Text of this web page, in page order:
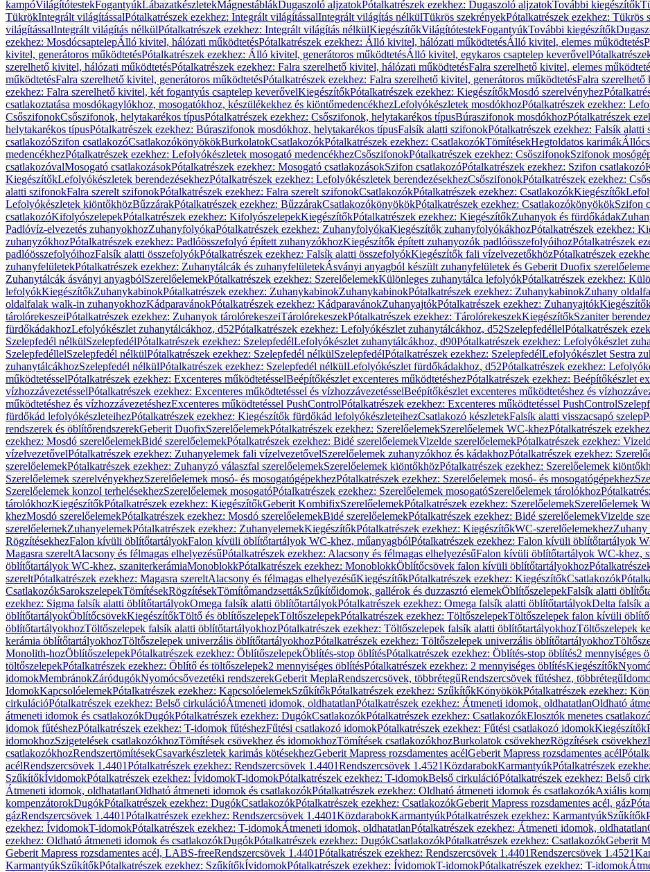
kampóVilágítótestekFogantyúkLábazatkészletekMágnestáblákDugaszoló aljzatokPótalkatrészek ezekhez: Dugaszoló aljzatokTovábbi kiegészítők
TükrökIntegrált világítássalPótalkatrészek ezekhez: Integrált világítássalIntegrált világítás nélkülTükrös szekrényekPótalkatrészek ezekhez: Tükrös
világítássalIntegrált világítás nélkülPótalkatrészek ezekhez: Integrált világítás nélkülKiegészítőkVilágítótestekFogantyúkTovábbi kiegészítők
ezekhez: MosdócsaptelepÁlló kivitel, hálózati működtetésPótalkatrészek ezekhez: Álló kivitel, hálózati működtetésÁlló kivitel, elemes működtetés
kivitel, generátoros működtetésPótalkatrészek ezekhez: Álló kivitel, generátoros működtetésÁlló kivitel, egykaros csaptelep keverővel
szerelhető kivitel, hálózati működtetésPótalkatrészek ezekhez: Falra szerelhető kivitel, hálózati működtetésFalra szerelhető kivitel, elemes
működtetésFalra szerelhető kivitel, generátoros működtetésPótalkatrészek ezekhez: Falra szerelhető kivitel, generátoros működtetésFalra
ezekhez: Falra szerelhető kivitel, két fogantyús csaptelep keverővelKiegészítőkPótalkatrészek ezekhez: KiegészítőkMosdó szerelvényhez
csatlakoztatása mosdókagylókhoz, mosogatókhoz, készülékekhez és kiöntőmedencékhezLefolyókészletek mosdókhozPótalkatrészek ezekhez:
CsőszifonokCsőszifonok, helytakarékos típusPótalkatrészek ezekhez: Csőszifonok, helytakarékos típusBúraszifonok mosdókhozPótalkatrészek
helytakarékos típusPótalkatrészek ezekhez: Búraszifonok mosdókhoz, helytakarékos típusFalsík alatti szifonokPótalkatrészek ezekhez: Falsík alatti
csatlakozóSzifon csatlakozóCsatlakozókönyökökBurkolatokCsatlakozókPótalkatrészek ezekhez: CsatlakozókTömítésekHegtoldatos karimák
medencékhezPótalkatrészek ezekhez: Lefolyókészletek mosogató medencékhezCsőszifonokPótalkatrészek ezekhez: CsőszifonokSzifonok
csatlakozóvalMosogató csatlakozásokPótalkatrészek ezekhez: Mosogató csatlakozásokSzifon csatlakozóPótalkatrészek ezekhez: Szifon csatlakozó
KiegészítőkLefolyókészletek berendezésekhezPótalkatrészek ezekhez: Lefolyókészletek berendezésekhezCsőszifonokPótalkatrészek ezekhez:
alatti szifonokFalra szerelt szifonokPótalkatrészek ezekhez: Falra szerelt szifonokCsatlakozókPótalkatrészek ezekhez: CsatlakozókKiegészítők
Lefolyókészletek kiöntőkhözBűzzárakPótalkatrészek ezekhez: BűzzárakCsatlakozókönyökökPótalkatrészek ezekhez: CsatlakozókönyökökSzifon
csatlakozóKifolyószelepekPótalkatrészek ezekhez: KifolyószelepekKiegészítőkPótalkatrészek ezekhez: KiegészítőkZuhanyok és fürdőkádak
Padlóvíz-elvezetés zuhanyokhozZuhanyfolyókaPótalkatrészek ezekhez: ZuhanyfolyókaKiegészítők zuhanyfolyókákhozPótalkatrészek ezekhez:
zuhanyzókhozPótalkatrészek ezekhez: Padlóösszefolyó épített zuhanyzókhozKiegészítők épített zuhanyozók padlóösszefolyóihozPótalkatrészek
padlóösszefolyóihozFalsík alatti összefolyókPótalkatrészek ezekhez: Falsík alatti összefolyókKiegészítők fali vízelvezetőkhözPótalkatrészek
zuhanyfelületekPótalkatrészek ezekhez: Zuhanytálcák és zuhanyfelületekÁsványi anyagból készült zuhanyfelületek és Geberit Duofix
Zuhanytálcák ásványi anyagbólSzerelőelemekPótalkatrészek ezekhez: SzerelőelemekKülönleges zuhanytálca lefolyókPótalkatrészek ezekhez:
lefolyókKiegészítőkZuhanykabinokPótalkatrészek ezekhez: ZuhanykabinokZuhanykabinokPótalkatrészek ezekhez: ZuhanykabinokZuhany
oldalfalak walk-in zuhanyokhozKádparavánokPótalkatrészek ezekhez: KádparavánokZuhanyajtókPótalkatrészek ezekhez: Zuhanyajtók
tárolórekeszeiPótalkatrészek ezekhez: Zuhanyok tárolórekeszeiTárolórekeszekPótalkatrészek ezekhez: TárolórekeszekKiegészítőkSzaniter
fürdőkádakhozLefolyókészlet zuhanytálcákhoz, d52Pótalkatrészek ezekhez: Lefolyókészlet zuhanytálcákhoz, d52SzelepfedéllelPótalkatrészek
Szelepfedél nélkülSzelepfedélPótalkatrészek ezekhez: SzelepfedélLefolyókészlet zuhanytálcákhoz, d90Pótalkatrészek ezekhez: Lefolyókészlet
SzelepfedéllelSzelepfedél nélkülPótalkatrészek ezekhez: Szelepfedél nélkülSzelepfedélPótalkatrészek ezekhez: SzelepfedélLefolyókészlet Sestra
zuhanytálcákhozSzelepfedél nélkülPótalkatrészek ezekhez: Szelepfedél nélkülLefolyókészlet fürdőkádakhoz, d52Pótalkatrészek ezekhez:
működtetésselPótalkatrészek ezekhez: Excenteres működtetésselBeépítőkészlet excenteres működtetéshezPótalkatrészek ezekhez: Beépítőkészlet
vízhozzávezetésselPótalkatrészek ezekhez: Excenteres működtetéssel és vízhozzávezetésselBeépítőkészlet excenteres működtetéshez és
működtetéshez és vízhozzávezetéshezExcenteres működtetéssel PushControlPótalkatrészek ezekhez: Excenteres működtetéssel PushControl
fürdőkád lefolyókészleteihezPótalkatrészek ezekhez: Kiegészítők fürdőkád lefolyókészleteihezCsatlakozó készletekFalsík alatti visszacsapó szelep
rendszerek és öblítőrendszerekGeberit DuofixSzerelőelemekPótalkatrészek ezekhez: SzerelőelemekSzerelőelemek WC-khezPótalkatrészek
ezekhez: Mosdó szerelőelemekBidé szerelőelemekPótalkatrészek ezekhez: Bidé szerelőelemekVizelde szerelőelemekPótalkatrészek ezekhez:
vízelvezetővelPótalkatrészek ezekhez: Zuhanyelemek fali vízelvezetővelSzerelőelemek zuhanyzókhoz és kádakhozPótalkatrészek ezekhez:
szerelőelemekPótalkatrészek ezekhez: Zuhanyzó válaszfal szerelőelemekSzerelőelemek kiöntőkhözPótalkatrészek ezekhez: Szerelőelemek
Szerelőelemek szerelvényekhezSzerelőelemek mosó- és mosogatógépekhezPótalkatrészek ezekhez: Szerelőelemek mosó- és mosogatógépekhez
Szerelőelemek konzol terhelésekhezSzerelőelemek mosogatóPótalkatrészek ezekhez: Szerelőelemek mosogatóSzerelőelemek tárolókhoz
tárolókhozKiegészítőkPótalkatrészek ezekhez: KiegészítőkGeberit KombifixSzerelőelemekPótalkatrészek ezekhez: SzerelőelemekSzerelőelemek
khezMosdó szerelőelemekPótalkatrészek ezekhez: Mosdó szerelőelemekBidé szerelőelemekPótalkatrészek ezekhez: Bidé szerelőelemekVizelde
szerelőelemekZuhanyelemekPótalkatrészek ezekhez: ZuhanyelemekKiegészítőkPótalkatrészek ezekhez: KiegészítőkWC-szerelőelemekhezZuhany
RögzítésekhezFalon kívüli öblítőtartályokFalon kívüli öblítőtartályok WC-khez, műanyagbólPótalkatrészek ezekhez: Falon kívüli öblítőtartályok
Magasra szereltAlacsony és félmagas elhelyezésűPótalkatrészek ezekhez: Alacsony és félmagas elhelyezésűFalon kívüli öblítőtartályok WC-khez,
öblítőtartályok WC-khez, szaniterkerámiaMonoblokkPótalkatrészek ezekhez: MonoblokkÖblítőcsövek falon kívüli öblítőtartályokhoz
szereltPótalkatrészek ezekhez: Magasra szereltAlacsony és félmagas elhelyezésűKiegészítőkPótalkatrészek ezekhez: KiegészítőkCsatlakozók
CsatlakozókSarokszelepekTömítésekRögzítésekTömítőmandzsettákSzűkítőidomok, gallérok és duzzasztó elemekÖblítőszelepekFalsík alatti
ezekhez: Sigma falsík alatti öblítőtartályokOmega falsík alatti öblítőtartályokPótalkatrészek ezekhez: Omega falsík alatti öblítőtartályokDelta falsík
öblítőtartályokÖblítőcsövekKiegészítőkTöltő és öblítőszelepekTöltőszelepekPótalkatrészek ezekhez: TöltőszelepekTöltőszelepek falon kívüli
öblítőtartályokhozTöltőszelepek falsík alatti öblítőtartályokhozPótalkatrészek ezekhez: Töltőszelepek falsík alatti öblítőtartályokhozTöltőszelepek
kerámia öblítőtartályokhozTöltőszelepek univerzális öblítőtartályokhozPótalkatrészek ezekhez: Töltőszelepek univerzális öblítőtartályokhoz
Monolith-hozÖblítőszelepekPótalkatrészek ezekhez: ÖblítőszelepekÖblítés-stop öblítésPótalkatrészek ezekhez: Öblítés-stop öblítés2 mennyiséges
töltőszelepekPótalkatrészek ezekhez: Öblítő és töltőszelepek2 mennyiséges öblítésPótalkatrészek ezekhez: 2 mennyiséges öblítésKiegészítők
idomokMembránokZáródugókNyomócsővezetéki rendszerekGeberit MeplaRendszercsövek, többrétegűRendszercsövek fűtéshez, többrétegű
IdomokKapcsolóelemekPótalkatrészek ezekhez: KapcsolóelemekSzűkítőkPótalkatrészek ezekhez: SzűkítőkKönyökökPótalkatrészek ezekhez:
cirkulációPótalkatrészek ezekhez: Belső cirkulációÁtmeneti idomok, oldhatatlanPótalkatrészek ezekhez: Átmeneti idomok, oldhatatlanOldható
átmeneti idomok és csatlakozókDugókPótalkatrészek ezekhez: DugókCsatlakozókPótalkatrészek ezekhez: CsatlakozókElosztók menetes
idomok fűtéshezPótalkatrészek ezekhez: T-idomok fűtéshezFűtési csatlakozó idomokPótalkatrészek ezekhez: Fűtési csatlakozó idomokKiegészítők
idomokhozSzigetelések csatlakozókhozTömítések csövekhez és idomokhozTömítések csatlakozókhozBurkolatok csövekhezRögzítések csövekhez
csatlakozókhozRendszertömítésekCsavarkészletek karimás kötésekhezGeberit Mapress rozsdamentes acélGeberit Mapress rozsdamentes acél
acélRendszercsövek 1.4401Pótalkatrészek ezekhez: Rendszercsövek 1.4401Rendszercsövek 1.4521KözdarabokKarmantyúkPótalkatrészek
SzűkítőkÍvidomokPótalkatrészek ezekhez: ÍvidomokT-idomokPótalkatrészek ezekhez: T-idomokBelső cirkulációPótalkatrészek ezekhez: Belső
Átmeneti idomok, oldhatatlanOldható átmeneti idomok és csatlakozókPótalkatrészek ezekhez: Oldható átmeneti idomok és csatlakozókAxiális
kompenzátorokDugókPótalkatrészek ezekhez: DugókCsatlakozókPótalkatrészek ezekhez: CsatlakozókGeberit Mapress rozsdamentes acél, gáz
gázRendszercsövek 1.4401Pótalkatrészek ezekhez: Rendszercsövek 1.4401KözdarabokKarmantyúkPótalkatrészek ezekhez: KarmantyúkSzűkítők
ezekhez: ÍvidomokT-idomokPótalkatrészek ezekhez: T-idomokÁtmeneti idomok, oldhatatlanPótalkatrészek ezekhez: Átmeneti idomok, oldhatatlan
ezekhez: Oldható átmeneti idomok és csatlakozókDugókPótalkatrészek ezekhez: DugókCsatlakozókPótalkatrészek ezekhez: CsatlakozókGeberit
Geberit Mapress rozsdamentes acél, LABS-freeRendszercsövek 1.4401Pótalkatrészek ezekhez: Rendszercsövek 1.4401Rendszercsövek 1.4521
KarmantyúkSzűkítőkPótalkatrészek ezekhez: SzűkítőkÍvidomokPótalkatrészek ezekhez: ÍvidomokT-idomokPótalkatrészek ezekhez: T-idomok